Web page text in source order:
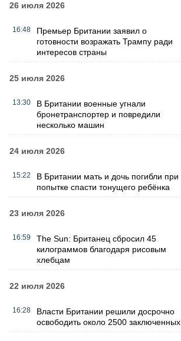
26 июля 2026
16:48
Премьер Британии заявил о
готовности возражать Трампу ради
интересов страны
25 июля 2026
13:30
В Британии военные угнали
бронетранспортер и повредили
несколько машин
24 июля 2026
15:22
В Британии мать и дочь погибли при
попытке спасти тонущего ребёнка
23 июля 2026
16:59
The Sun: Британец сбросил 45
килограммов благодаря рисовым
хлебцам
22 июля 2026
16:28
Власти Британии решили досрочно
освободить около 2500 заключенных